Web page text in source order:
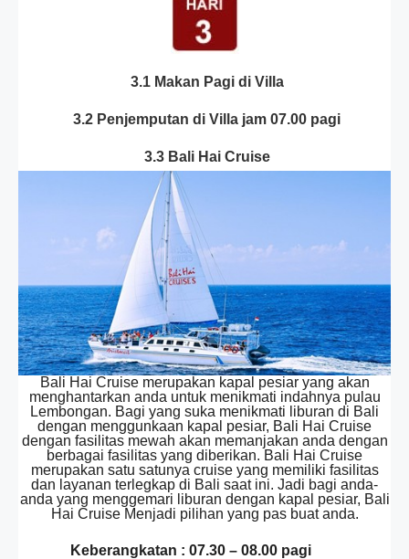
3.1 Makan Pagi di Villa
3.2 Penjemputan di Villa jam 07.00 pagi
3.3 Bali Hai Cruise
Bali Hai Cruise merupakan kapal pesiar yang akan
menghantarkan anda untuk menikmati indahnya pulau
Lembongan. Bagi yang suka menikmati liburan di Bali
dengan menggunkaan kapal pesiar, Bali Hai Cruise
dengan fasilitas mewah akan memanjakan anda dengan
berbagai fasilitas yang diberikan. Bali Hai Cruise
merupakan satu satunya cruise yang memiliki fasilitas
dan layanan terlegkap di Bali saat ini. Jadi bagi anda-
anda yang menggemari liburan dengan kapal pesiar, Bali
Hai Cruise Menjadi pilihan yang pas buat anda.
Keberangkatan : 07.30 – 08.00 pagi